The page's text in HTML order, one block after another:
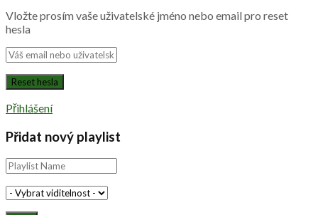
Vložte prosím vaše uživatelské jméno nebo email pro reset
hesla
Přihlášení
Přidat nový playlist